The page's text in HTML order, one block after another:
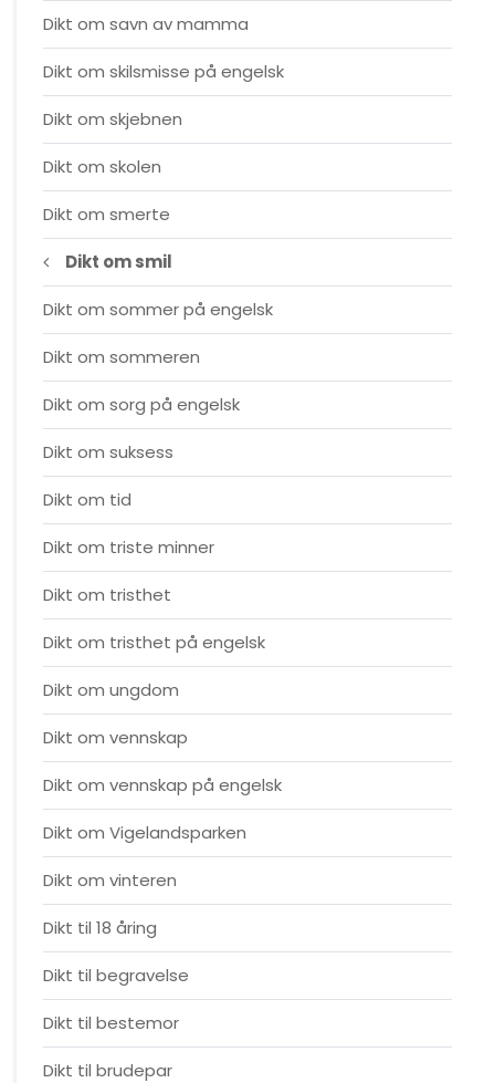
Dikt om savn av mamma
Dikt om skilsmisse på engelsk
Dikt om skjebnen
Dikt om skolen
Dikt om smerte
Dikt om smil
Dikt om sommer på engelsk
Dikt om sommeren
Dikt om sorg på engelsk
Dikt om suksess
Dikt om tid
Dikt om triste minner
Dikt om tristhet
Dikt om tristhet på engelsk
Dikt om ungdom
Dikt om vennskap
Dikt om vennskap på engelsk
Dikt om Vigelandsparken
Dikt om vinteren
Dikt til 18 åring
Dikt til begravelse
Dikt til bestemor
Dikt til brudepar